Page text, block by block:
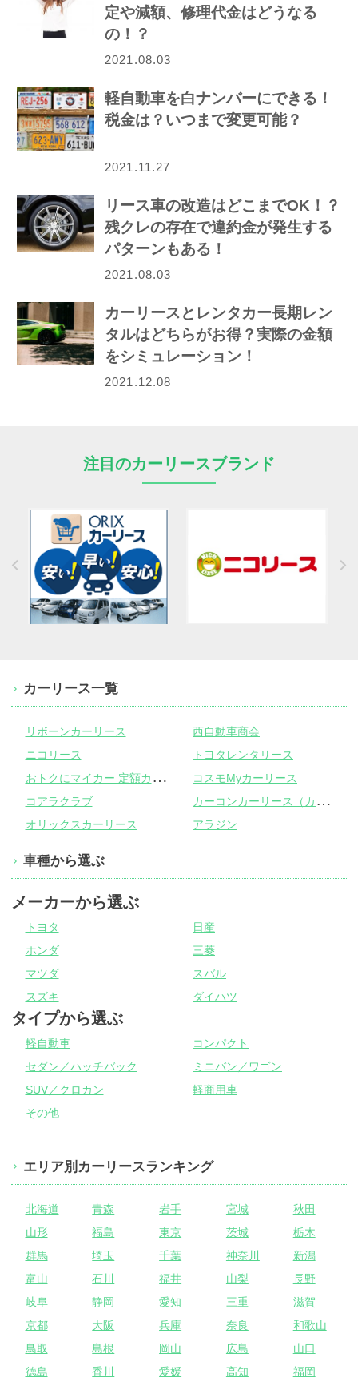
定や減額、修理代金はどうなる
の！？
2021.08.03
軽自動車を白ナンバーにできる！
税金は？いつまで変更可能？
2021.11.27
リース車の改造はどこまでOK！？
残クレの存在で違約金が発生する
パターンもある！
2021.08.03
カーリースとレンタカー長期レン
タルはどちらがお得？実際の金額
をシミュレーション！
2021.12.08
注目のカーリースブランド
カーリース一覧
リボーンカーリース
西自動車商会
ニコリース
トヨタレンタリース
お
トクにマイカー 定額カルモくん
コスモMyカーリース
コアラクラブ
カ
ーコンカーリース（カーコンビニ倶楽部）
オリックスカーリース アラジン
車種から選ぶ
メーカーから選ぶ
トヨタ
日産
ホンダ
三菱
マツダ
スバル
スズキ
ダイハツ
タイプから選ぶ
軽自動車
コンパクト
セダン／ハッチバック
ミニバン／ワゴン
SUV／クロカン
軽商用車
その他
エリア別カーリースランキング
北海道 青森 岩手 宮城
秋田
山形
福島 東京 茨城
栃木
群馬
埼玉 千葉 神奈川
新潟
富山
石川 福井 山梨
長野
岐阜
静岡 愛知 三重
滋賀
京都
大阪 兵庫 奈良
和歌山
鳥取
島根 岡山 広島
山口
徳島
香川 愛媛 高知 福岡